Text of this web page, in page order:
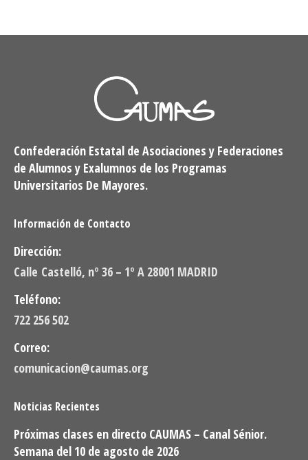
Confederación Estatal de Asociaciones y Federaciones
de Alumnos y Exalumnos de los Programas
Universitarios De Mayores.
Información de Contacto
Dirección:
Calle Castelló, nº 36 – 1º A 28001 MADRID
Teléfono:
722 256 502
Correo:
comunicacion@caumas.org
Noticias Recientes
Próximas clases en directo CAUMAS – Canal Sénior.
Semana del 10 de agosto de 2026